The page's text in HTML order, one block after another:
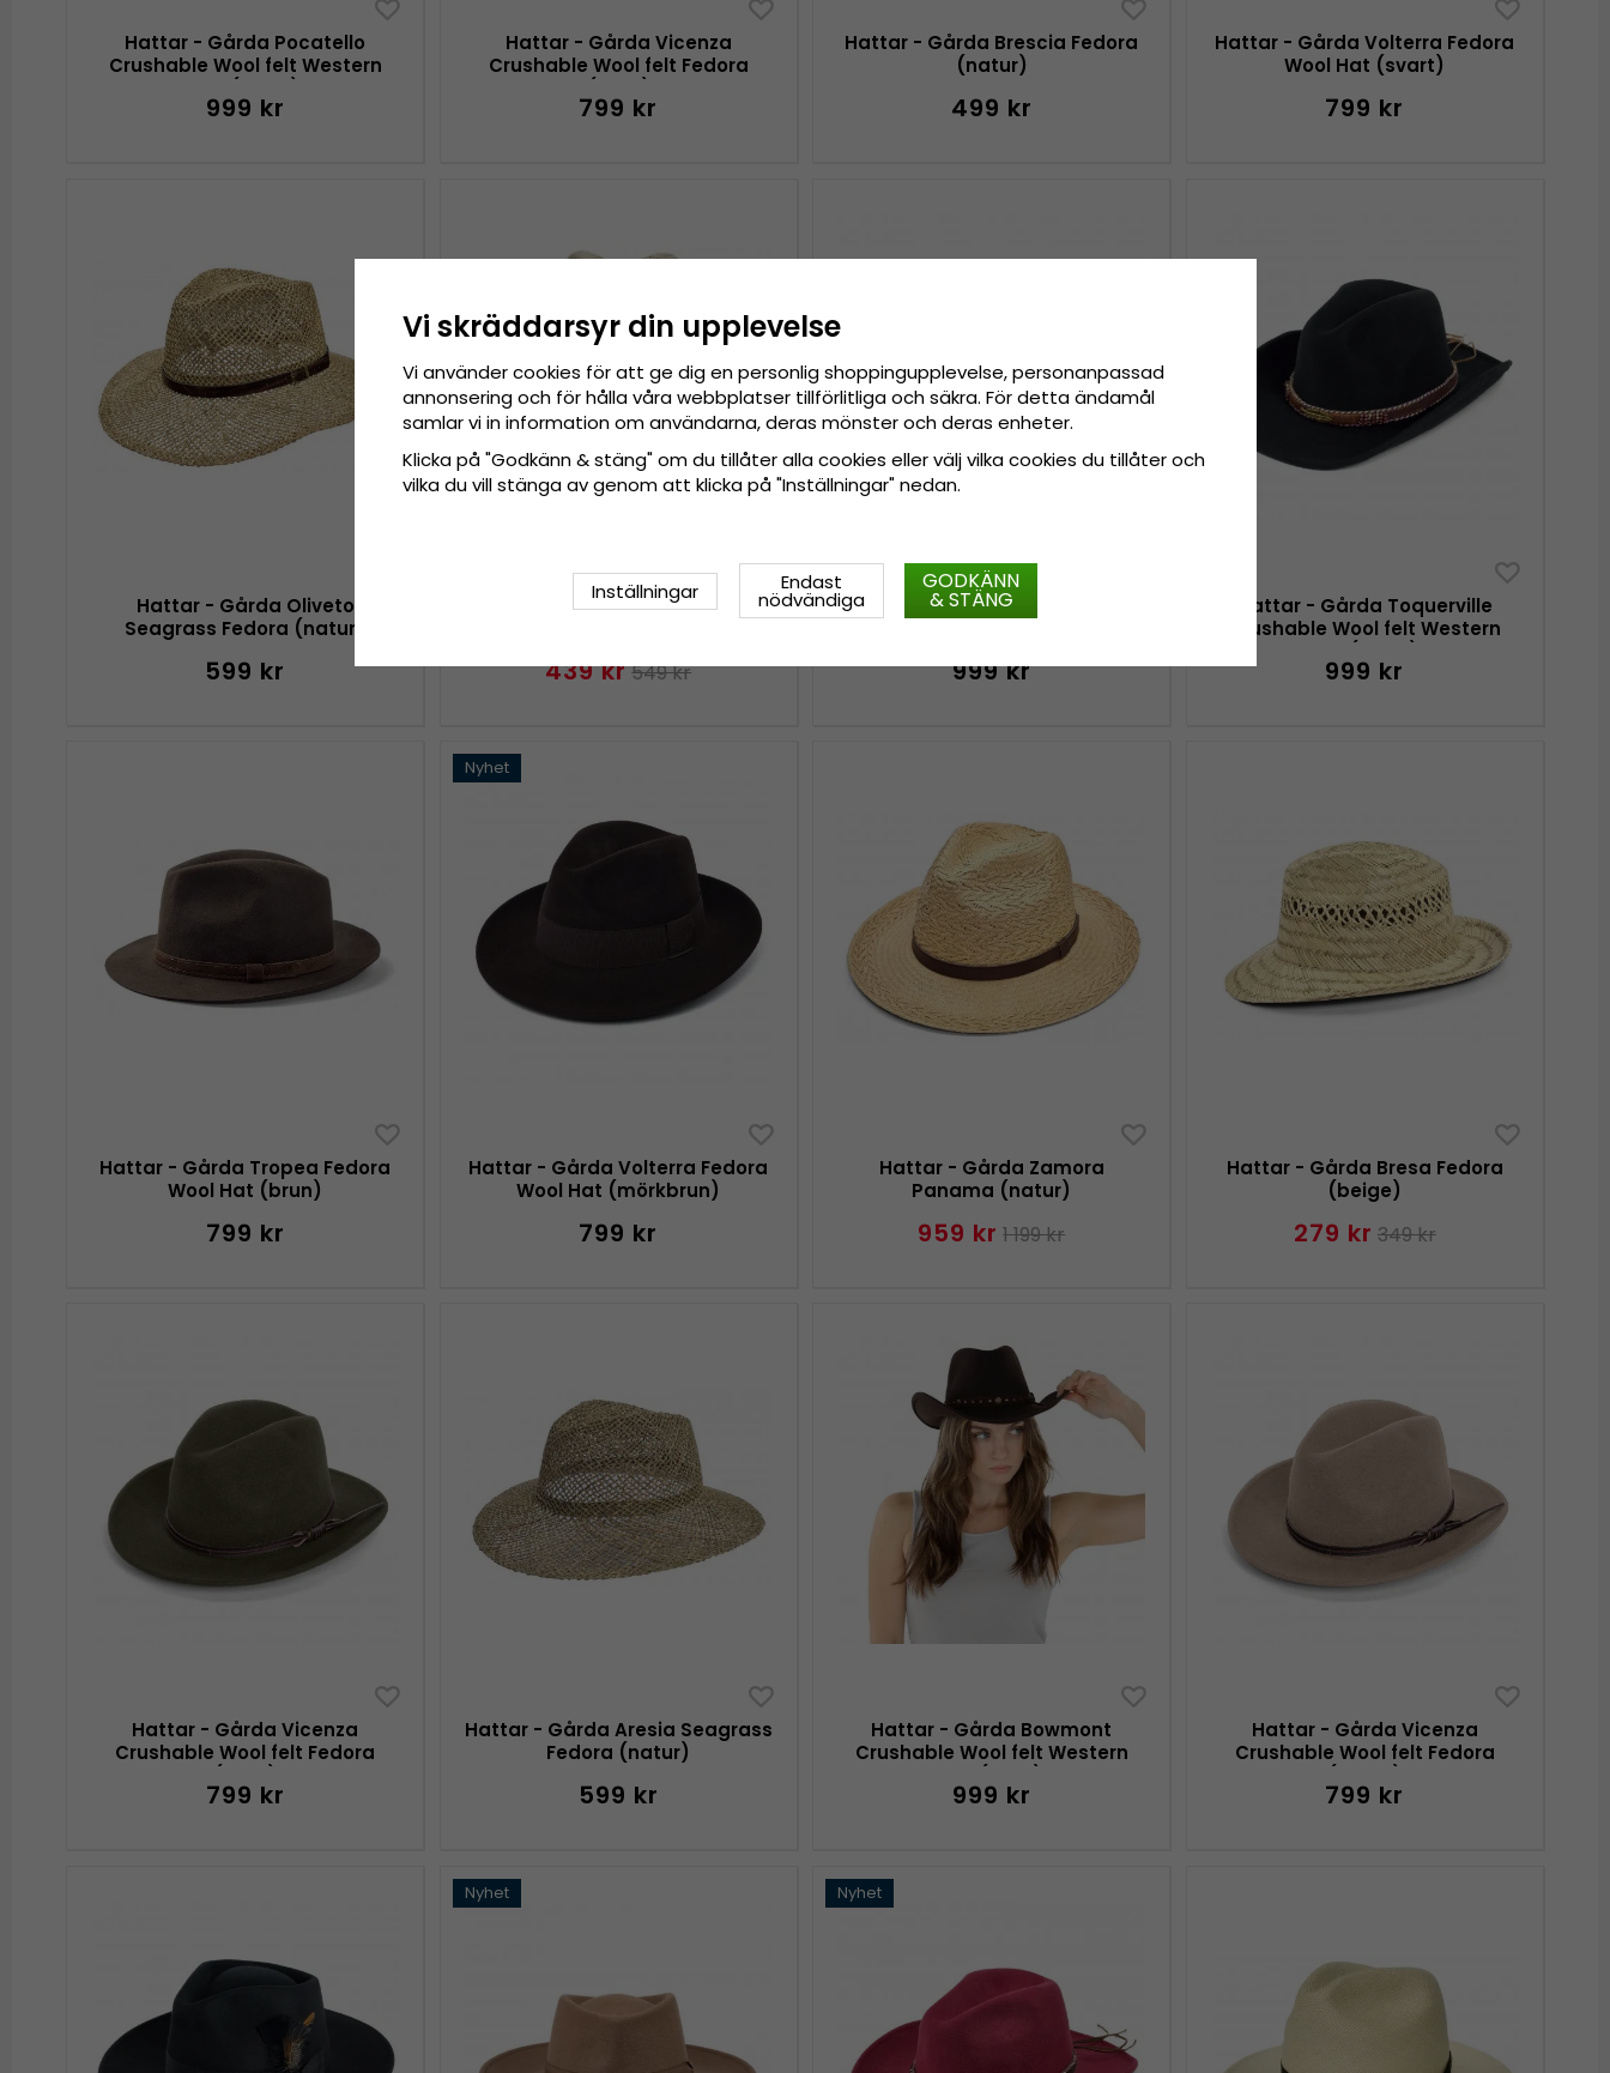
Hattar - Gårda Pocatello
Crushable Wool felt Western
999 kr
Hattar - Gårda Vicenza
Crushable Wool felt Fedora
799 kr
Hattar - Gårda Brescia Fedora
(natur)
499 kr
Hattar - Gårda Volterra Fedora
Wool Hat (svart)
799 kr
Hattar - Gårda Oliveto
Seagrass Fedora (natur)
599 kr
Hattar - Gårda San Leo Fedora
439 kr549 kr
Hattar - Gårda Pocatello
999 kr
Hattar - Gårda Toquerville
Crushable Wool felt Western
hat (svart)
999 kr
Hattar - Gårda Tropea Fedora
Wool Hat (brun)
799 kr
Nyhet
Hattar - Gårda Volterra Fedora
Wool Hat (mörkbrun)
799 kr
Hattar - Gårda Zamora
Panama (natur)
959 kr 1 199 kr
Hattar - Gårda Bresa Fedora
(beige)
279 kr 349 kr
Hattar - Gårda Vicenza
Crushable Wool felt Fedora
799 kr
Hattar - Gårda Aresia Seagrass
Fedora (natur)
599 kr
Hattar - Gårda Bowmont
Crushable Wool felt Western
999 kr
Hattar - Gårda Vicenza
Crushable Wool felt Fedora
799 kr
Nyhet Nyhet
Vi skräddarsyr din upplevelse
Vi använder cookies för att ge dig en personlig shoppingupplevelse, personanpassad
annonsering och för hålla våra webbplatser tillförlitliga och säkra. För detta ändamål
samlar vi in information om användarna, deras mönster och deras enheter.
Klicka på "Godkänn & stäng" om du tillåter alla cookies eller välj vilka cookies du tillåter och
vilka du vill stänga av genom att klicka på "Inställningar" nedan.
Inställningar Endast
nödvändiga
GODKÄNN
& STÄNG